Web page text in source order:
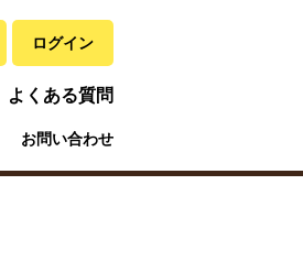
ログイン
よくある質問
お問い合わせ